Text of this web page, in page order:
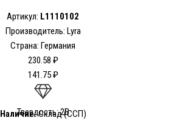
Артикул: L1110102
Производитель: Lyra
Страна: Германия
230.58 ₽
141.75 ₽
Твердость: 2В
Наличие:Склад (ССП)